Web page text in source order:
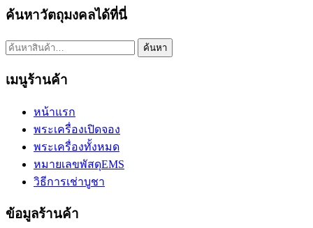
ค้นหาวัตถุมงคลได้ที่นี่
ค้นหา: ค้นหา
เมนูร้านค้า
หน้าแรก
พระเครื่องเปิดจอง
พระเครื่องทั้งหมด
หมายเลขพัสดุEMS
วิธีการเช่าบูชา
ข้อมูลร้านค้า